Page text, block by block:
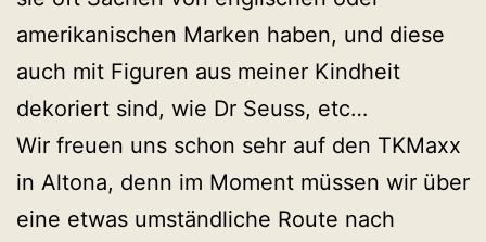
amerikanischen Marken haben, und diese
auch mit Figuren aus meiner Kindheit
dekoriert sind, wie Dr Seuss, etc…
Wir freuen uns schon sehr auf den TKMaxx
in Altona, denn im Moment müssen wir über
eine etwas umständliche Route nach